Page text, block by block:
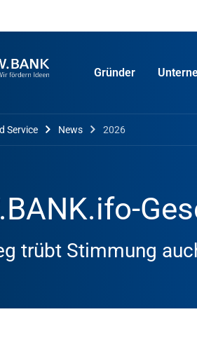
Gründer
Service News 2026
trübt Stimmung